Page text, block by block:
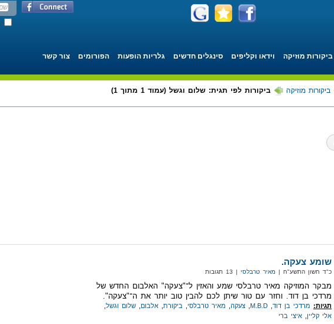
ביקורות מוזיקה וידאו וקליפים סינגלים חדשים גלריות הופעות הפורומים צור קשר
ביקורות מוזיקה ביקורות לפי תגית: שלום וגשל (עמוד 1 מתוך 1)
שומע צעקה.
כ"ד חשון התשע"ח | מאיר טרבלסי | 13 תגובות
מבקר המוזיקה מאיר טרבלסי שמע והאזין ל־"צעקה" האלבום החדש של
מרדכי בן דוד. וחזר עם טור שיתן לכם להבין טוב יותר את ה־"צעקה".
תגיות: מרדכי בן דוד M.B.D צעקה מאיר טרבלסי ביקורת אלבום שלום וגשל
אלי קליין
איצי ברי